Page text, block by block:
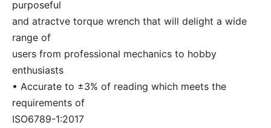
purposeful
and atractve torque wrench that will delight a wide
range of
users from professional mechanics to hobby
enthusiasts
• Accurate to ±3% of reading which meets the
requirements of
ISO6789-1:2017